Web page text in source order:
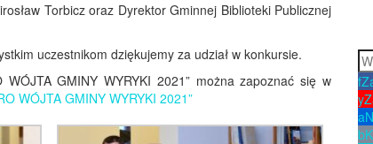
Torbicz oraz Dyrektor Gminnej Biblioteki Publicznej
uczestnikom dziękujemy za udział w konkursie.
GMINY WYRYKI 2021” można zapoznać się w
WÓJTA GMINY WYRYKI 2021”
f
y
a
b